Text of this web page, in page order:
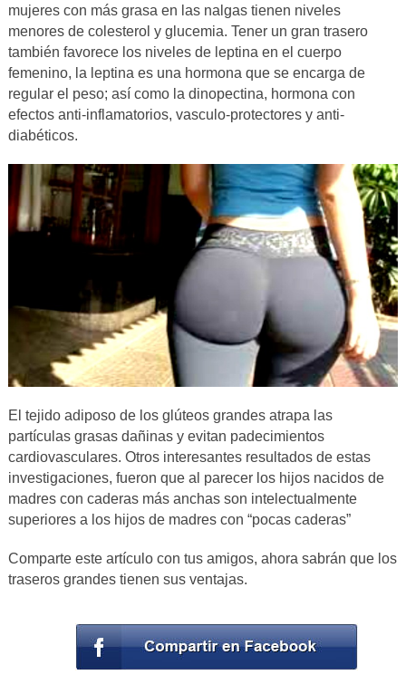
mujeres con más grasa en las nalgas tienen niveles
menores de colesterol y glucemia. Tener un gran trasero
también favorece los niveles de leptina en el cuerpo
femenino, la leptina es una hormona que se encarga de
regular el peso; así como la dinopectina, hormona con
efectos anti-inflamatorios, vasculo-protectores y anti-
diabéticos.
El tejido adiposo de los glúteos grandes atrapa las
partículas grasas dañinas y evitan padecimientos
cardiovasculares. Otros interesantes resultados de estas
investigaciones, fueron que al parecer los hijos nacidos de
madres con caderas más anchas son intelectualmente
superiores a los hijos de madres con “pocas caderas”
Comparte este artículo con tus amigos, ahora sabrán que los
traseros grandes tienen sus ventajas.